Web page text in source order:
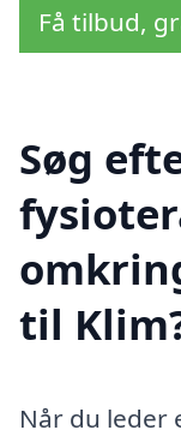
Få tilbud,
Søg
til
Når du leder